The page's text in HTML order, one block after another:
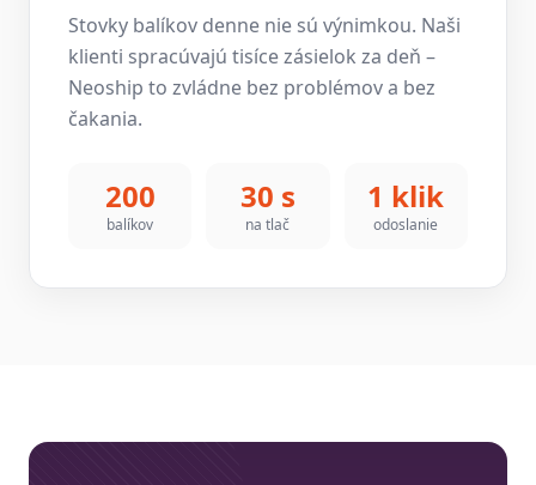
Stovky balíkov denne nie sú výnimkou. Naši
klienti spracúvajú tisíce zásielok za deň –
Neoship to zvládne bez problémov a bez
čakania.
200
balíkov
30 s
na tlač
1 klik
odoslanie